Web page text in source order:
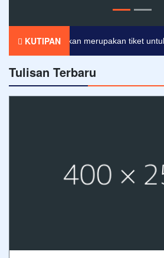
KUTIPAN
Pendidikan merupakan tiket untuk
Tulisan Terbaru